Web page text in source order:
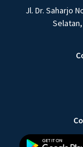
Jl. Dr. Saharjo